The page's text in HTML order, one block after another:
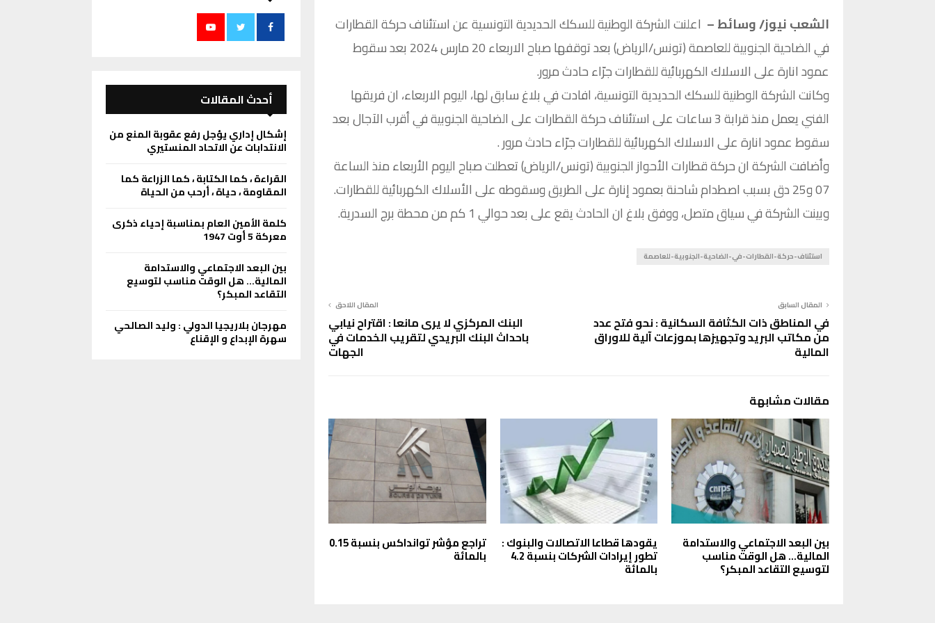
الشعب نيوز/ وسائط – اعلنت الشركة الوطنية للسكك الحديدية التونسية عن استئناف حركة القطارات
في الضاحية الجنوبية للعاصمة (تونس/الرياض) بعد توقفها صباح الاربعاء 20 مارس 2024 بعد سقوط
عمود انارة على الاسلاك الكهربائية للقطارات جرّاء حادث مرور.
وكانت الشركة الوطنية للسكك الحديدية التونسية، افادت في بلاغ سابق لها، اليوم الاربعاء، ان فريقها
الفني يعمل منذ قرابة 3 ساعات على استئناف حركة القطارات على الضاحية الجنوبية في أقرب الآجال بعد
سقوط عمود انارة على الاسلاك الكهربائية للقطارات جرّاء حادث مرور .
وأضافت الشركة ان حركة قطارات الأحواز الجنوبية (تونس/الرياض) تعطلت صباح اليوم الأربعاء منذ الساعة
07 و25 دق بسبب اصطدام شاحنة بعمود إنارة على الطريق وسقوطه على الأسلاك الكهربائية للقطارات.
وبينت الشركة في سياق متصل، ووفق بلاغ ان الحادث يقع على بعد حوالي 1 كم من محطة برج السدرية.
استئناف-حركة-القطارات-في-الضاحية-الجنوبية-للعاصمة
المقال السابق
في المناطق ذات الكثافة السكانية : نحو فتح عدد
من مكاتب البريد وتجهيزها بموزعات آلية للاوراق
المالية
المقال اللاحق
البنك المركزي لا يرى مانعا : اقتراح نيابي
باحداث البنك البريدي لتقريب الخدمات في
الجهات
مقالات مشابهة
بين البعد الاجتماعي والاستدامة
المالية… هل الوقت مناسب
لتوسيع التقاعد المبكر؟
يقودها قطاعا الاتصالات والبنوك :
تطور إيرادات الشركات بنسبة 4.2
بالمائة
تراجع مؤشر توانداكس بنسبة 0.15
بالمائة
أحدث المقالات
إشكال إداري يؤجل رفع عقوبة المنع من
الانتدابات عن الاتحاد المنستيري
القراءة ، كما الكتابة ، كما الزراعة كما
المقاومة ، حياة ، أرحب من الحياة
كلمة الأمين العام بمناسبة إحياء ذكرى
معركة 5 أوت 1947
بين البعد الاجتماعي والاستدامة
المالية… هل الوقت مناسب لتوسيع
التقاعد المبكر؟
مهرجان بلاريجيا الدولي : وليد الصالحي
سهرة الإبداع و الإقناع